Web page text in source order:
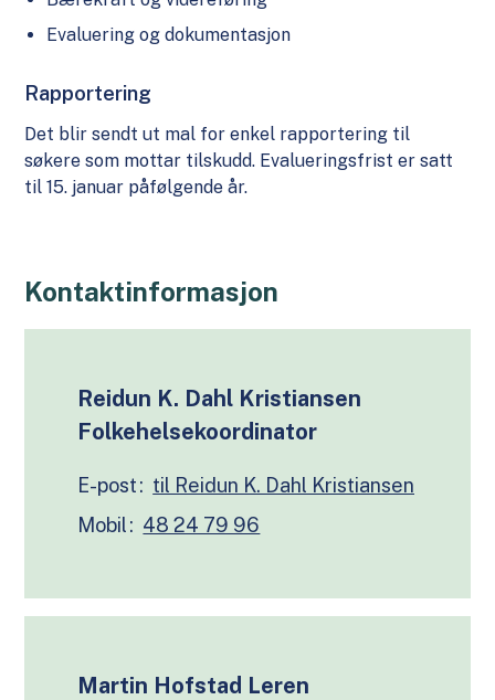
Evaluering og dokumentasjon
Rapportering
Det blir sendt ut mal for enkel rapportering til
søkere som mottar tilskudd. Evalueringsfrist er satt
til 15. januar påfølgende år.
Kontaktinformasjon
Reidun K. Dahl Kristiansen
Folkehelsekoordinator
E-post
Mobil 48 24 79 96
Martin Hofstad Leren